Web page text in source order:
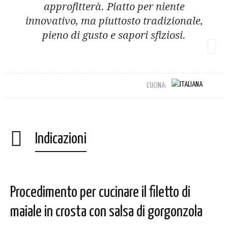
approfitterà. Piatto per niente
innovativo, ma piuttosto tradizionale,
pieno di gusto e sapori sfiziosi.
CUCINA:
Indicazioni
Procedimento per cucinare il filetto di
maiale in crosta con salsa di gorgonzola